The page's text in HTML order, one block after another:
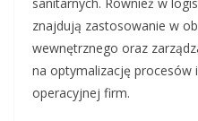
znajdują zastosowanie w
wewnętrznego oraz
na optymalizację procesów
operacyjnej firm.